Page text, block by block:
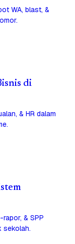
WA, blast, &
di
& HR dalam
& SPP
sekolah.